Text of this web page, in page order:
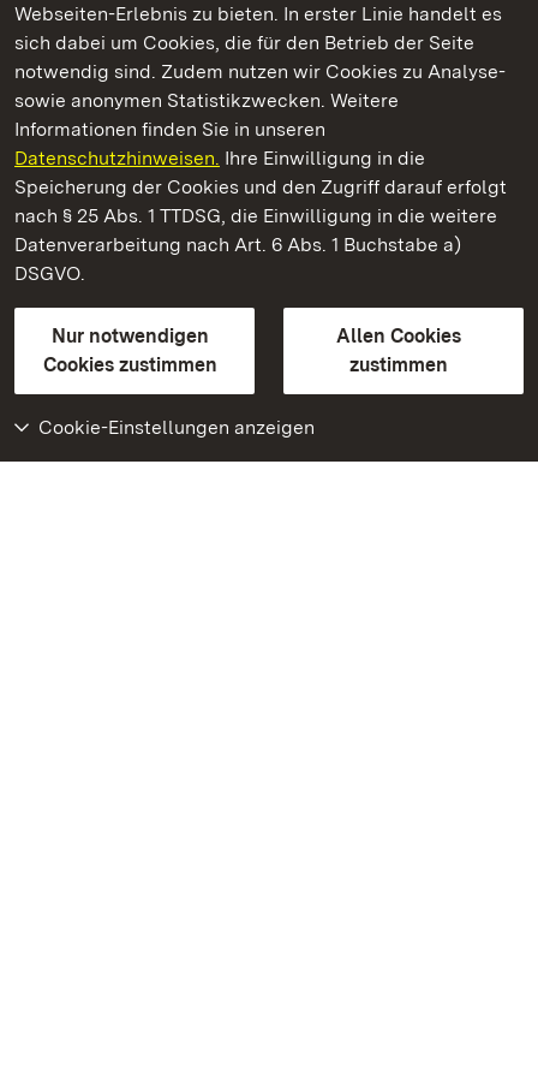
Webseiten-Erlebnis zu bieten. In erster Linie handelt es
sich dabei um Cookies, die für den Betrieb der Seite
notwendig sind. Zudem nutzen wir Cookies zu Analyse-
sowie anonymen Statistikzwecken. Weitere
Informationen finden Sie in unseren
Datenschutzhinweisen. Ihre Einwilligung in die
Speicherung der Cookies und den Zugriff darauf erfolgt
nach § 25 Abs. 1 TTDSG, die Einwilligung in die weitere
Datenverarbeitung nach Art. 6 Abs. 1 Buchstabe a)
DSGVO.
Nur notwendigen
Cookies zustimmen
Allen Cookies
zustimmen
Cookie-Einstellungen anzeigen
Kommen. Staunen. Genießen.
Staatliche Schlösser und Gärten Baden‑Württemberg
Staatliche Schlösser und Gärten Baden-Württemberg
Kontakt
GebärdenspracheLeichte Sprache
Erklärung zur Barrierefreiheit
BITV-konform (geprüfte Seiten)
Weiteres